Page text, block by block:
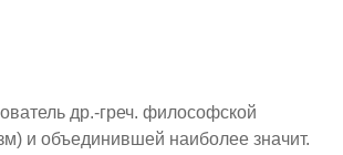
др.-греч. философской
и объединившей наиболее значит.